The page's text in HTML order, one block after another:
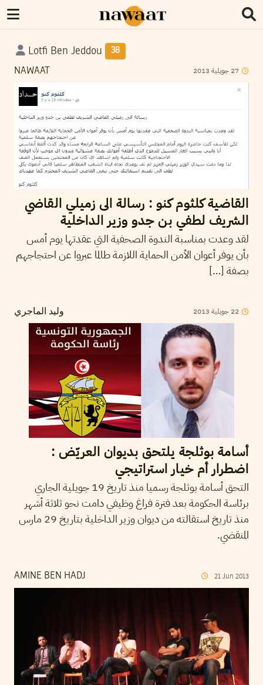
Lotfi Ben Jeddou 38
NAWAAT 27 جويلية 2013
القاضية كلثوم كنو : رسالة الى زميلي القاضي
الشريف لطفي بن جدو وزير الداخلية
لقد وعدت بمناسبة الندوة الصحفية التي عقدتها يوم أمس
بأن يوفر أعوان الأمن الحماية اللازمة طالما عبروا عن احتجاجهم
بصفة […]
وليد الماجري 22 جويلية 2013
أسامة بوثلجة يلتحق بديوان العريّض :
اضطرار أم خيار استراتيجي
التحق أسامة بوثلجة رسميا منذ تاريخ 19 جويلية الجاري
برئاسة الحكومة بعد فترة فراغ وظيفي دامت نحو ثلاثة أشهر
منذ تاريخ استقالته من ديوان وزير الداخلية بتاريخ 29 مارس
المنقضي.
AMINE BEN HADJ 21 Jun 2013